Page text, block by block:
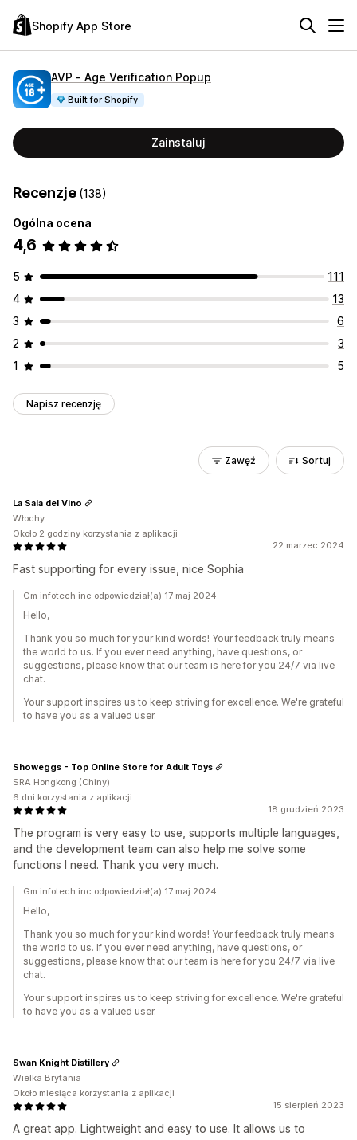
Shopify App Store
AVP ‑ Age Verification Popup
Built for Shopify
Zainstaluj
Recenzje (138)
Ogólna ocena
4,6
5
111
4
13
3
6
2
3
1
5
Napisz recenzję
Zawęź Sortuj
22 marzec 2024
Fast supporting for every issue, nice Sophia
La Sala del Vino
Włochy
Około 2 godziny korzystania z aplikacji
Gm infotech inc odpowiedział(a) 17 maj 2024
Hello,
Thank you so much for your kind words! Your feedback truly means
the world to us. If you ever need anything, have questions, or
suggestions, please know that our team is here for you 24/7 via live
chat.
Your support inspires us to keep striving for excellence. We're grateful
to have you as a valued user.
18 grudzień 2023
The program is very easy to use, supports multiple languages,
and the development team can also help me solve some
functions I need. Thank you very much.
Showeggs - Top Online Store for Adult Toys
SRA Hongkong (Chiny)
6 dni korzystania z aplikacji
Gm infotech inc odpowiedział(a) 17 maj 2024
Hello,
Thank you so much for your kind words! Your feedback truly means
the world to us. If you ever need anything, have questions, or
suggestions, please know that our team is here for you 24/7 via live
chat.
Your support inspires us to keep striving for excellence. We're grateful
to have you as a valued user.
15 sierpień 2023
A great app. Lightweight and easy to use. It allows us to
Swan Knight Distillery
Wielka Brytania
Około miesiąca korzystania z aplikacji